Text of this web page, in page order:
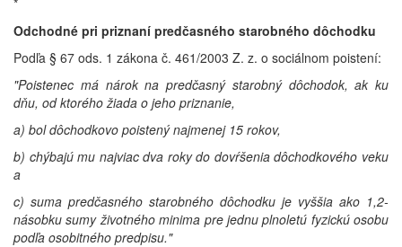
*
Odchodné pri priznaní predčasného starobného dôchodku
Podľa § 67 ods. 1 zákona č. 461/2003 Z. z. o sociálnom poistení:
"Poistenec má nárok na predčasný starobný dôchodok, ak ku
dňu, od ktorého žiada o jeho priznanie,
a) bol dôchodkovo poistený najmenej 15 rokov,
b) chýbajú mu najviac dva roky do dovŕšenia dôchodkového veku
a
c) suma predčasného starobného dôchodku je vyššia ako 1,2-
násobku sumy životného minima pre jednu plnoletú fyzickú osobu
podľa osobitného predpisu."